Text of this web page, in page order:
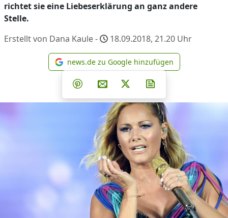
richtet sie eine Liebeserklärung an ganz andere
Stelle.
Erstellt von Dana Kaule -
18.09.2018, 21.20 Uhr
news.de zu Google
news.de zu Google hinzufügen
Teilen auf Facebook
Teilen auf Whatsapp
Teilen auf Telegram
Teilen auf Pinterest
Per E-Mail teilen
Post auf X